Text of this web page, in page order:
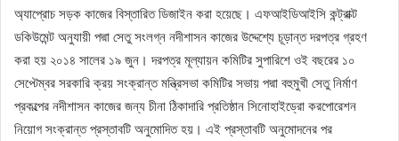
অ্যাপ্রোচ সড়ক কাজের বিস্তারিত ডিজাইন করা হয়েছে। এফআইডিআইসি কন্ট্রাক্ট
ডকিউমেন্ট অনুযায়ী পদ্মা সেতু সংলগ্ন নদীশাসন কাজের উদ্দেশ্যে চূড়ান্ত দরপত্র গ্রহণ
করা হয় ২০১৪ সালের ১৯ জুন। দরপত্র মূল্যায়ন কমিটির সুপারিশে ওই বছরের ১০
সেপ্টেম্বর সরকারি ক্রয় সংক্রান্ত মন্ত্রিসভা কমিটির সভায় পদ্মা বহুমুখী সেতু নির্মাণ
প্রকল্পের নদীশাসন কাজের জন্য চীনা ঠিকাদারি প্রতিষ্ঠান সিনোহাইড্রো করপোরেশন
নিয়োগ সংক্রান্ত প্রস্তাবটি অনুমোদিত হয়। এই প্রস্তাবটি অনুমোদনের পর